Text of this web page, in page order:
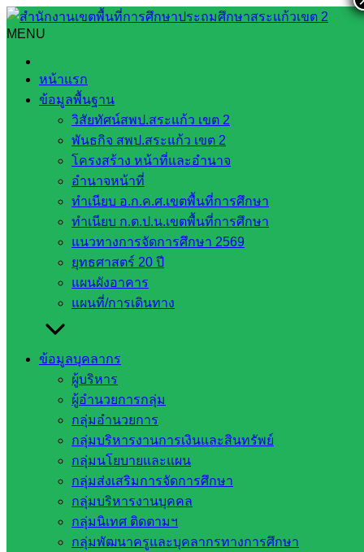
Skip
to
content
MENU
หน้าแรก
ข้อมูลพื้นฐาน
วิสัยทัศน์สพป.สระแก้ว เขต 2
พันธกิจ สพป.สระแก้ว เขต 2
โครงสร้าง หน้าที่และอำนาจ
อำนาจหน้าที่
ทำเนียบ อ.ก.ค.ศ.เขตพื้นที่การศึกษา
ทำเนียบ ก.ต.ป.น.เขตพื้นที่การศึกษา
แนวทางการจัดการศึกษา 2569
ยุทธศาสตร์ 20 ปี
แผนผังอาคาร
แผนที่/การเดินทาง
ข้อมูลบุคลากร
ผู้บริหาร
ผู้อำนวยการกลุ่ม
กลุ่มอำนวยการ
กลุ่มบริหารงานการเงินและสินทรัพย์
กลุ่มนโยบายและแผน
กลุ่มส่งเสริมการจัดการศึกษา
กลุ่มบริหารงานบุคคล
กลุ่มนิเทศ ติดตามฯ
กลุ่มพัฒนาครูและบุคลากรทางการศึกษา
Search
สพป.สระแก้ว เขต 2 ร่วมประชุมคณะกรรมการติดตามและ
เร่งรัดการเบิกจ่ายงบประมาณรายจ่ายประจำปี 2568
สพป.สระแก้ว เขต 2 ร่วมประชุมคณะ
กรรมการติดตามและเร่งรัดการเบิกจ่ายงบ
ประมาณรายจ่ายประจำปี 2568
เมษายน 9, 2025เมษายน 9, 2025
งานประชาสัมพันธ์
สพป.สก.2
ข่าวประชาสัมพันธ์
วันพุธ ที่ ๙ เดือน เมษายน พ.ศ. ๒๕๖๘ เวลา ๑๐.๓๐ น. นาย
ประถมศึกษาสระแก้ว เขต ๒ ได้มอบหมายให้นายภาณุวัฒน์ คุณ
เวียน
รองผู้อำนวยการสำนักงานเขตพื้นที่การศึกษาประถมศึกษา
สระแก้ว เขต ๒ เข้าร่วมประชุม
คณะกรรมการติดตามและเร่งรัดการเบิกจ่ายงบประมาณ และ
การใช้จ่ายภาครัฐ ประจำปี
งบประมาณ พ.ศ. ๒๕๖๘ ครั้งที่ ๑/๒๕๖๘ เพื่อติดตามเร่งรัดการ
เบิกจ่ายงบประมาณ
รายจ่ายประจำปีงบประมาณ พ.ศ. ๒๕๖๘ ของหน่วยงานภาครัฐ
จังหวัดสระแก้ว ให้เป็นไป
ตามเป้าหมายอย่างมีประสิทธิภาพ ตลอดจนติดตามความคืบ